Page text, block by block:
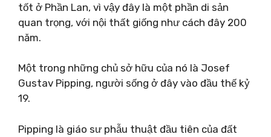
tốt ở Phần Lan, vì vậy đây là một phần di sản
quan trọng, với nội thất giống như cách đây 200
năm.
Một trong những chủ sở hữu của nó là Josef
Gustav Pipping, người sống ở đây vào đầu thế kỷ
19.
Pipping là giáo sư phẫu thuật đầu tiên của đất